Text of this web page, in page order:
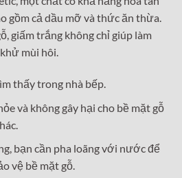
gồm cả dầu mỡ và thức ăn thừa.
giấm trắng không chỉ giúp làm
mùi hôi.
thấy trong nhà bếp.
và không gây hại cho bề mặt gỗ
bạn cần pha loãng với nước để
vệ bề mặt gỗ.